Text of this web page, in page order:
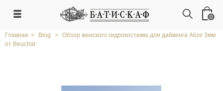
0
Главная > Blog > Обзор женского гидрокостюма для дайвинга Alize 3мм
от Beuchat